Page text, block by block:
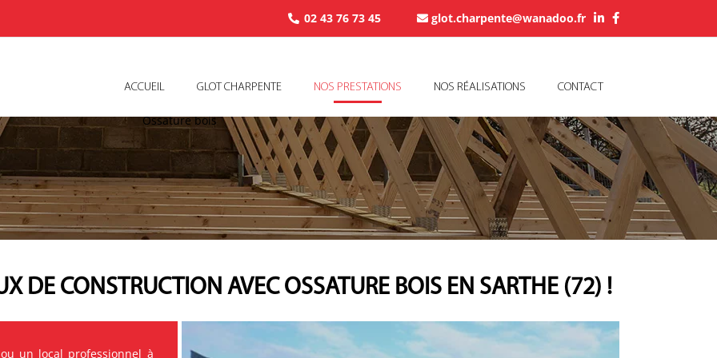
02 43 76 73 45 glot.charpente@wanadoo.fr
ACCUEIL GLOT CHARPENTE NOS PRESTATIONS NOS RÉALISATIONS CONTACT
Ossature bois
DE CONSTRUCTION AVEC OSSATURE BOIS EN SARTHE (72) !
un local professionnel à